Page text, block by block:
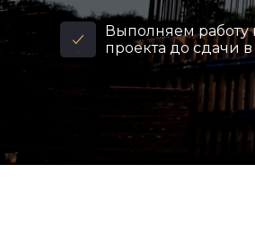
Выполняем работу
проекта до сдачи